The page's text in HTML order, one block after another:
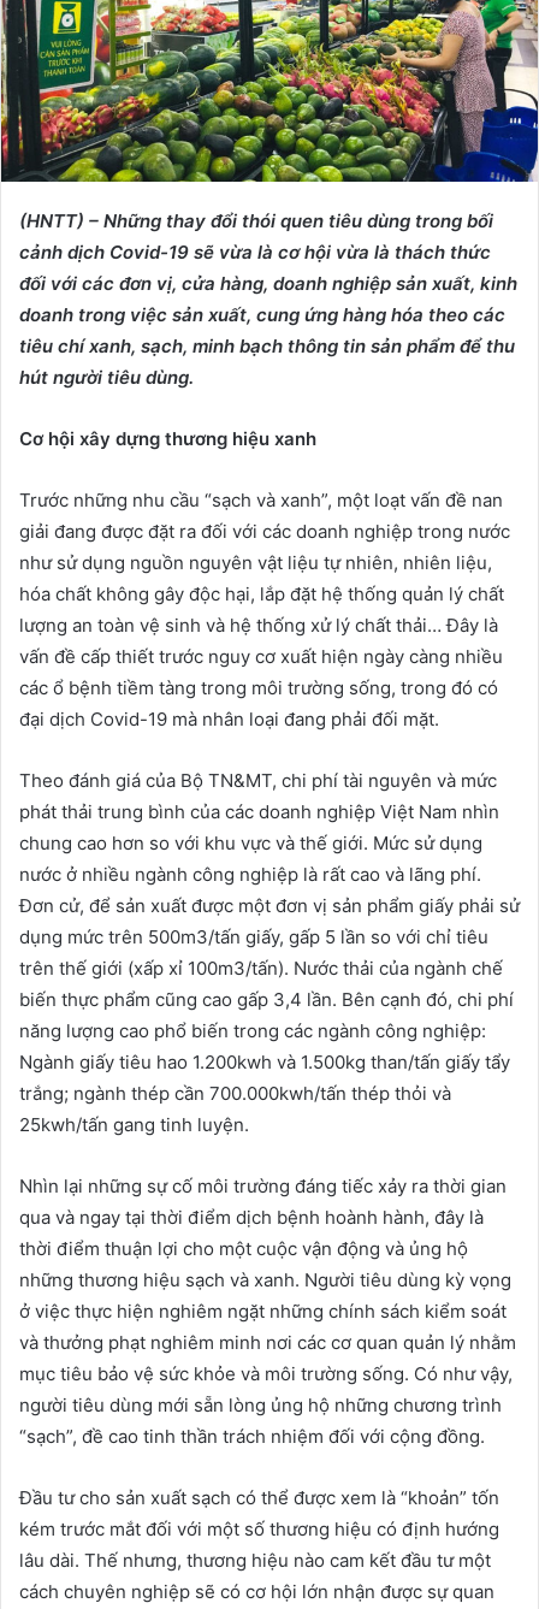
m
a
i
l
(HNTT) – Những thay đổi thói quen tiêu dùng trong bối
cảnh dịch Covid-19 sẽ vừa là cơ hội vừa là thách thức
đối với các đơn vị, cửa hàng, doanh nghiệp sản xuất, kinh
doanh trong việc sản xuất, cung ứng hàng hóa theo các
tiêu chí xanh, sạch, minh bạch thông tin sản phẩm để thu
hút người tiêu dùng.
Cơ hội xây dựng thương hiệu xanh
Trước những nhu cầu “sạch và xanh”, một loạt vấn đề nan
giải đang được đặt ra đối với các doanh nghiệp trong nước
như sử dụng nguồn nguyên vật liệu tự nhiên, nhiên liệu,
hóa chất không gây độc hại, lắp đặt hệ thống quản lý chất
lượng an toàn vệ sinh và hệ thống xử lý chất thải… Đây là
vấn đề cấp thiết trước nguy cơ xuất hiện ngày càng nhiều
các ổ bệnh tiềm tàng trong môi trường sống, trong đó có
đại dịch Covid-19 mà nhân loại đang phải đối mặt.
Theo đánh giá của Bộ TN&MT, chi phí tài nguyên và mức
phát thải trung bình của các doanh nghiệp Việt Nam nhìn
chung cao hơn so với khu vực và thế giới. Mức sử dụng
nước ở nhiều ngành công nghiệp là rất cao và lãng phí.
Đơn cử, để sản xuất được một đơn vị sản phẩm giấy phải sử
dụng mức trên 500m3/tấn giấy, gấp 5 lần so với chỉ tiêu
trên thế giới (xấp xỉ 100m3/tấn). Nước thải của ngành chế
biến thực phẩm cũng cao gấp 3,4 lần. Bên cạnh đó, chi phí
năng lượng cao phổ biến trong các ngành công nghiệp:
Ngành giấy tiêu hao 1.200kwh và 1.500kg than/tấn giấy tẩy
trắng; ngành thép cần 700.000kwh/tấn thép thỏi và
25kwh/tấn gang tinh luyện.
Nhìn lại những sự cố môi trường đáng tiếc xảy ra thời gian
qua và ngay tại thời điểm dịch bệnh hoành hành, đây là
thời điểm thuận lợi cho một cuộc vận động và ủng hộ
những thương hiệu sạch và xanh. Người tiêu dùng kỳ vọng
ở việc thực hiện nghiêm ngặt những chính sách kiểm soát
và thưởng phạt nghiêm minh nơi các cơ quan quản lý nhằm
mục tiêu bảo vệ sức khỏe và môi trường sống. Có như vậy,
người tiêu dùng mới sẵn lòng ủng hộ những chương trình
“sạch”, đề cao tinh thần trách nhiệm đối với cộng đồng.
Đầu tư cho sản xuất sạch có thể được xem là “khoản” tốn
kém trước mắt đối với một số thương hiệu có định hướng
lâu dài. Thế nhưng, thương hiệu nào cam kết đầu tư một
cách chuyên nghiệp sẽ có cơ hội lớn nhận được sự quan